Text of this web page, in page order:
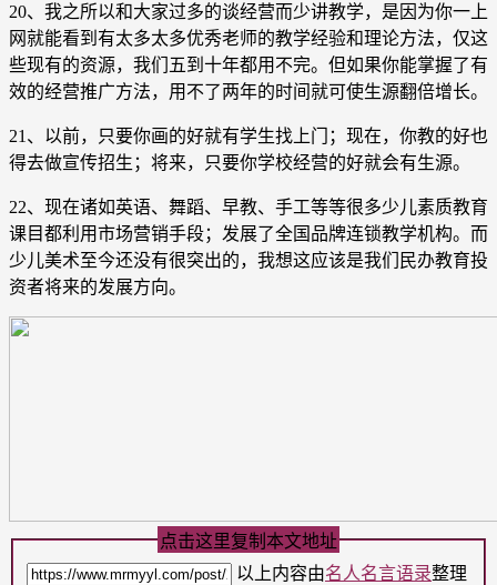
20、我之所以和大家过多的谈经营而少讲教学，是因为你一上
网就能看到有太多太多优秀老师的教学经验和理论方法，仅这
些现有的资源，我们五到十年都用不完。但如果你能掌握了有
效的经营推广方法，用不了两年的时间就可使生源翻倍增长。
21、以前，只要你画的好就有学生找上门；现在，你教的好也
得去做宣传招生；将来，只要你学校经营的好就会有生源。
22、现在诸如英语、舞蹈、早教、手工等等很多少儿素质教育
课目都利用市场营销手段；发展了全国品牌连锁教学机构。而
少儿美术至今还没有很突出的，我想这应该是我们民办教育投
资者将来的发展方向。
点击这里复制本文地址
以上内容由名人名言语录整理